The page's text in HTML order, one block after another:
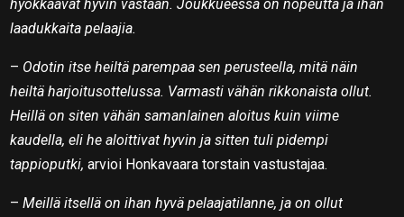
hyökkäävät hyvin vastaan. Joukkueessa on nopeutta ja ihan
laadukkaita pelaajia.
– Odotin itse heiltä parempaa sen perusteella, mitä näin
heiltä harjoitusottelussa. Varmasti vähän rikkonaista ollut.
Heillä on siten vähän samanlainen aloitus kuin viime
kaudella, eli he aloittivat hyvin ja sitten tuli pidempi
tappioputki, arvioi Honkavaara torstain vastustajaa.
–Meillä itsellä on ihan hyvä pelaajatilanne, ja on ollut